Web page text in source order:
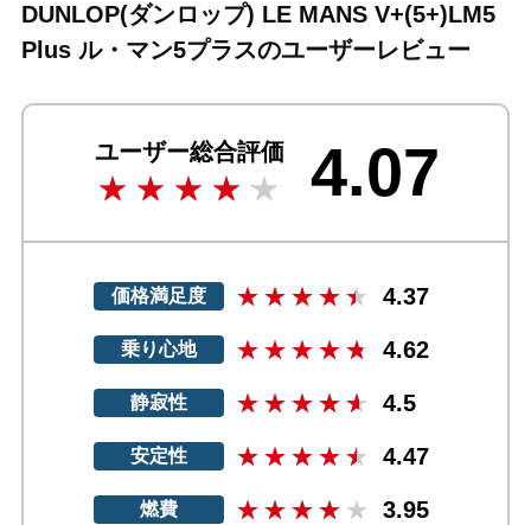
DUNLOP(ダンロップ) LE MANS V+(5+)LM5
Plus ル・マン5プラスのユーザーレビュー
ユーザー総合評価 4.07
価格満足度 4.37
乗り心地 4.62
静寂性 4.5
安定性 4.47
燃費 3.95